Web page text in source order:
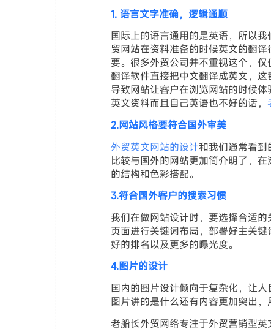
1. 语言文字准确，逻辑通顺
国际上的语言通用的是英语，所以我
贸网站在资料准备的时候英文的翻译
要。很多外贸公司并不重视这个，仅
翻译软件直接把中文翻译成英文，这
导致网站让客户在浏览网站的时候
英文资料而且自己英语也不好的话，
2.网站风格要符合国外审美
外贸英文网站的设计和我们通常看
比较与国外的网站更加简介明了，
的结构和色彩搭配。
3.符合国外客户的搜索习惯
我们在做网站设计时，要选择合适
页面进行关键词布局，部署好主关
好的排名以及更多的曝光度。
4.图片的设计
国内的图片设计倾向于复杂化，让
图片讲的是什么还有内容更加突出
老船长外贸网络专注于外贸营销型